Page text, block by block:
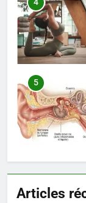
5
6
7
Articles